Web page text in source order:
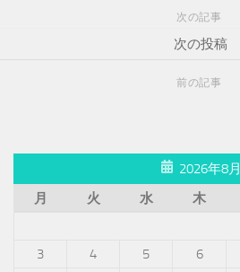
次の記事
次の投稿
前の記事
2026年8月
月
火 水 木
3
4 5 6